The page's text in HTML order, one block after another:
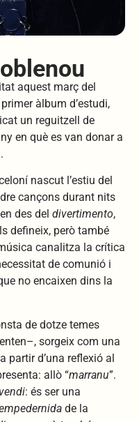
aquest març del
àlbum d’estudi,
un reguitzell de
en què es van donar a
nascut l’estiu del
cançons durant nits
des del divertimento,
defineix, però també
canalitza la crítica
de comunió i
no encaixen dins la
de dotze temes
sorgeix com una
a partir d’una reflexió al
allò “marranu”.
: és ser una
de la